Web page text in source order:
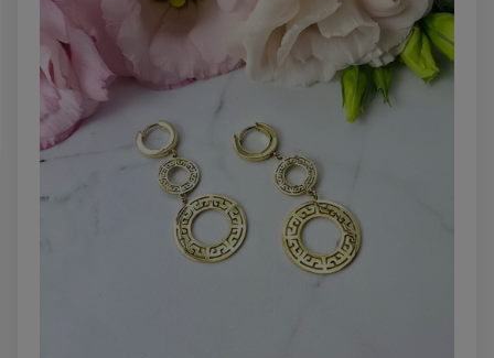
powiadom o
DO KOSZYKA